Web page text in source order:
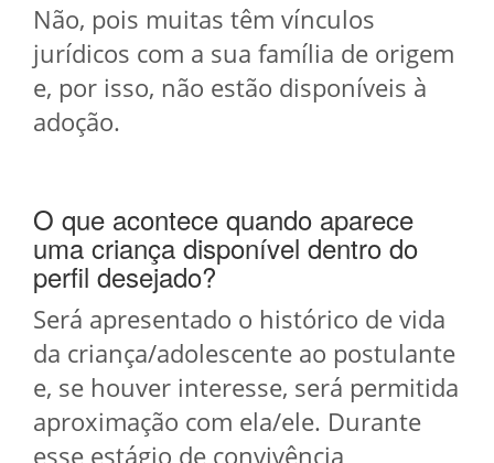
Não, pois muitas têm vínculos
jurídicos com a sua família de origem
e, por isso, não estão disponíveis à
adoção.
O que acontece quando aparece
uma criança disponível dentro do
perfil desejado?
Será apresentado o histórico de vida
da criança/adolescente ao postulante
e, se houver interesse, será permitida
aproximação com ela/ele. Durante
esse estágio de convivência